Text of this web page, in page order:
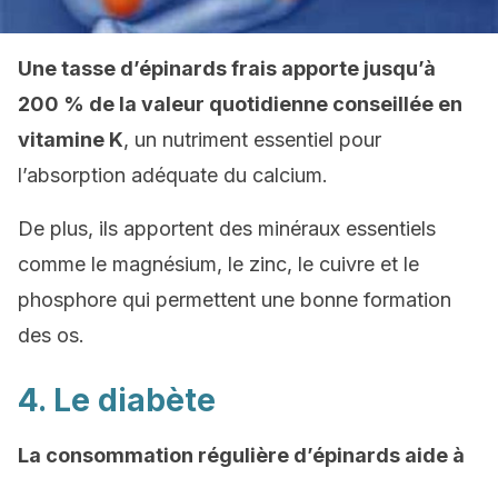
Une tasse d’épinards frais apporte jusqu’à
200 % de la valeur quotidienne conseillée en
vitamine K, un nutriment essentiel pour
l’absorption adéquate du calcium.
De plus, ils apportent des minéraux essentiels
comme le magnésium, le zinc, le cuivre et le
phosphore qui permettent une bonne formation
des os.
4. Le diabète
La consommation régulière d’épinards aide à